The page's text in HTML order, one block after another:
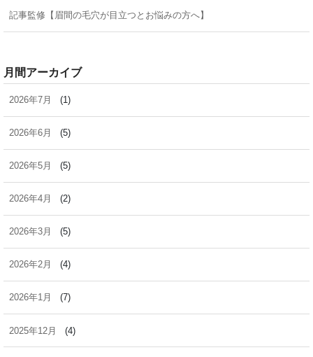
記事監修【眉間の毛穴が目立つとお悩みの方へ】
月間アーカイブ
2026年7月 (1)
2026年6月 (5)
2026年5月 (5)
2026年4月 (2)
2026年3月 (5)
2026年2月 (4)
2026年1月 (7)
2025年12月 (4)